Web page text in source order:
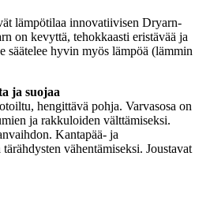
lämpötilaa innovatiivisen Dryarn-
on kevyttä, tehokkaasti eristävää ja
säätelee hyvin myös lämpöä (lämmin
ja suojaa
hengittävä pohja. Varvasosa on
ja rakkuloiden välttämiseksi.
Kantapää- ja
vähentämiseksi. Joustavat